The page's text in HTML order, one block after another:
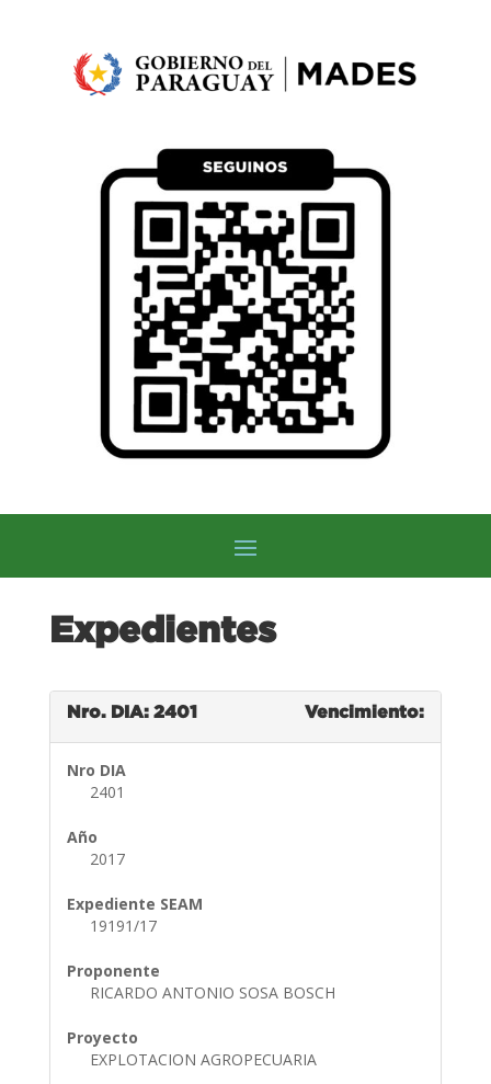
Expedientes
Nro. DIA: 2401 Vencimiento:
Nro DIA
2401
Año
2017
Expediente SEAM
19191/17
Proponente
RICARDO ANTONIO SOSA BOSCH
Proyecto
EXPLOTACION AGROPECUARIA